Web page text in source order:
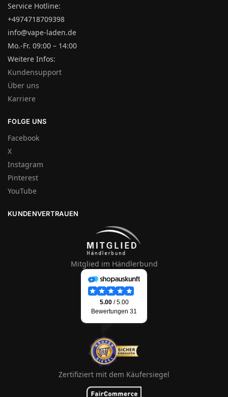
Service Hotline:
+4974718709398
info@vape-laden.de
Mo.-Fr. 09:00 – 14:00
Weitere Infos:
Kundensupport
Über uns
Karriere
FOLGE UNS
Facebook
X
Instagram
Pinterest
YouTube
KUNDENVERTRAUEN
Mitglied im Händlerbund
Zertifiziert mit dem Käufersiegel